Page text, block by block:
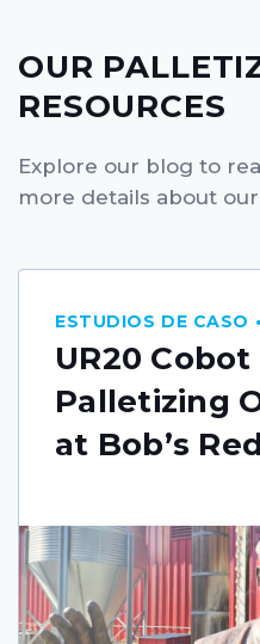
OUR
RESOURCES
Explore our blog to
more details about
ESTUDIOS DE CASO
UR20
Palletizing
at Bob’s